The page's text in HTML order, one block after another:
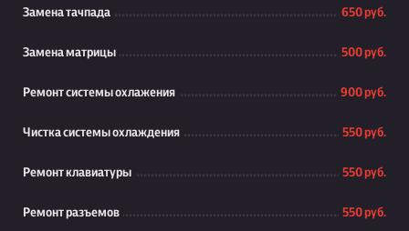
Замена тачпада 650 руб.
Замена матрицы 500 руб.
Ремонт системы охлажения 900 руб.
Чистка системы охлаждения 550 руб.
Ремонт клавиатуры 550 руб.
Ремонт разъемов 550 руб.